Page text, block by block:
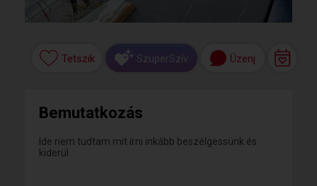
Tetszik SzuperSzív Üzenj
Bemutatkozás
Ide nem tudtam mit írni inkább beszélgessünk és
kiderül